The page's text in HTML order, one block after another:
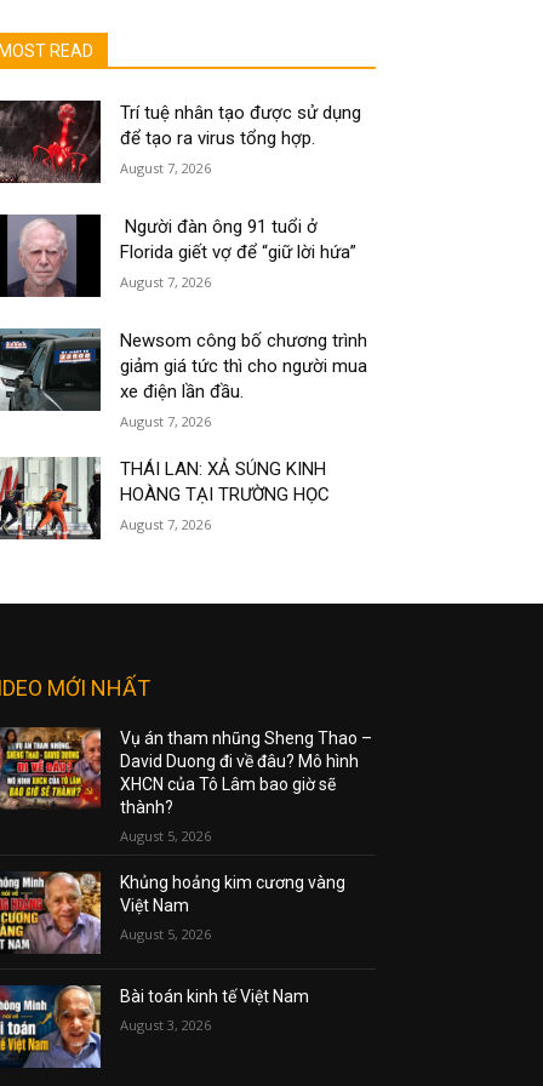
MOST READ
Trí tuệ nhân tạo được sử dụng
để tạo ra virus tổng hợp.
August 7, 2026
Người đàn ông 91 tuổi ở
Florida giết vợ để “giữ lời hứa”
August 7, 2026
Newsom công bố chương trình
giảm giá tức thì cho người mua
xe điện lần đầu.
August 7, 2026
THÁI LAN: XẢ SÚNG KINH
HOÀNG TẠI TRƯỜNG HỌC
August 7, 2026
MỚI NHẤT
Vụ án tham nhũng Sheng Thao –
David Duong đi về đâu? Mô hình
XHCN của Tô Lâm bao giờ sẽ
thành?
August 5, 2026
Khủng hoảng kim cương vàng
Việt Nam
August 5, 2026
Bài toán kinh tế Việt Nam
August 3, 2026